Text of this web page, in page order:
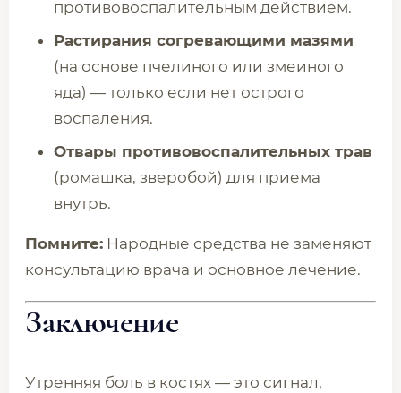
противовоспалительным действием.
Растирания согревающими мазями
(на основе пчелиного или змеиного
яда) — только если нет острого
воспаления.
Отвары противовоспалительных трав
(ромашка, зверобой) для приема
внутрь.
Помните: Народные средства не заменяют
консультацию врача и основное лечение.
Заключение
Утренняя боль в костях — это сигнал,